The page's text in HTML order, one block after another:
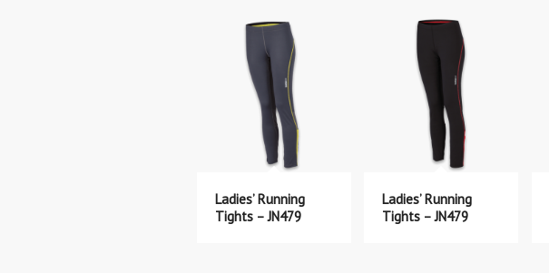
Ladies’ Running
Tights – JN479
Ladies’ Running
Tights – JN479